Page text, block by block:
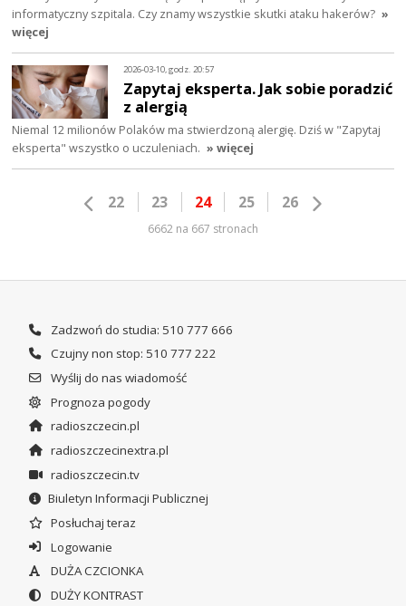
informatyczny szpitala. Czy znamy wszystkie skutki ataku hakerów? »
więcej
2026-03-10, godz. 20:57
Zapytaj eksperta. Jak sobie poradzić
z alergią
Niemal 12 milionów Polaków ma stwierdzoną alergię. Dziś w "Zapytaj
eksperta" wszystko o uczuleniach. » więcej
22 23 24 25 26
6662 na 667 stronach
Zadzwoń do studia: 510 777 666
Czujny non stop: 510 777 222
Wyślij do nas wiadomość
Prognoza pogody
radioszczecin.pl
radioszczecinextra.pl
radioszczecin.tv
Biuletyn Informacji Publicznej
Posłuchaj teraz
Logowanie
DUŻA CZCIONKA
DUŻY KONTRAST